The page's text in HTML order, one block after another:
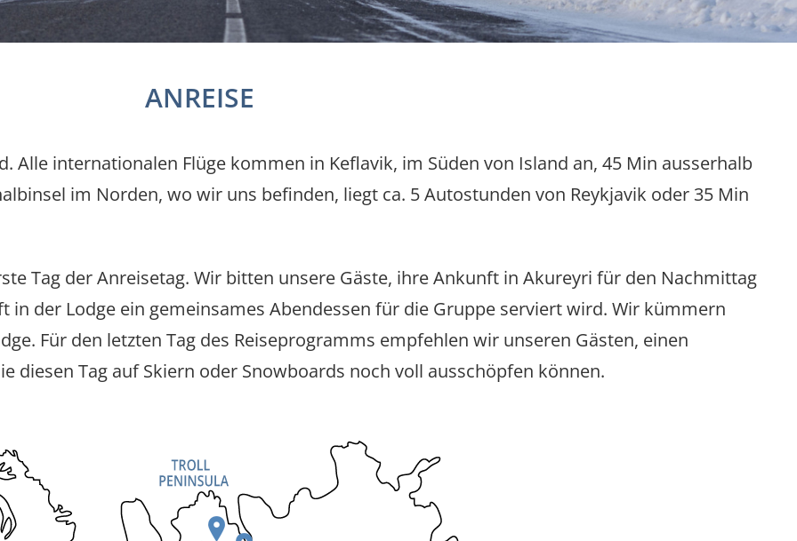
ANREISE
Alle internationalen Flüge kommen in Keflavik, im Süden von Island an, 45 Min ausserhalb
im Norden, wo wir uns befinden, liegt ca. 5 Autostunden von Reykjavik oder 35 Min
Tag der Anreisetag. Wir bitten unsere Gäste, ihre Ankunft in Akureyri für den Nachmittag
in der Lodge ein gemeinsames Abendessen für die Gruppe serviert wird. Wir kümmern
Für den letzten Tag des Reiseprogramms empfehlen wir unseren Gästen, einen
diesen Tag auf Skiern oder Snowboards noch voll ausschöpfen können.